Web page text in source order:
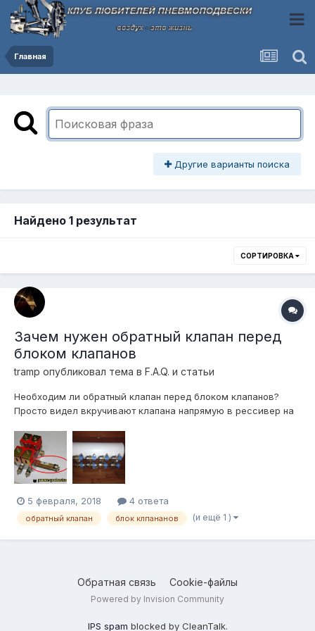
Главная
Другие варианты поиска
Найдено 1 результат
СОРТИРОВКА
Зачем нужен обратный клапан перед
блоком клапанов
tramp опубликовал тема в F.A.Q. и статьи
Необходим ли обратный клапан перед блоком клапанов?
Просто видел вкручивают клапана напрямую в рессивер на
именно блок ? Спрашиваю потому что имею 2х контурный
блок как на певрвом фото и 4 клапана ловато, которые
удобнее будет вкуртить в ресси...
5 февраля, 2018 4 ответа
обратный клапан блок клпананов (и ещё 1 )
Обратная связь Cookie-файлы
Powered by Invision Community
IPS spam blocked by CleanTalk.